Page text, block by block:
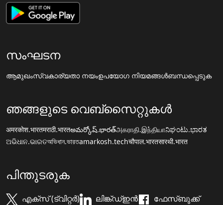
സംഘടന
ആമുഖംസ്വകാര്യതാ നയംഉപയോഗ നിയമങ്ങൾബന്ധപ്പെടുക
ഞങ്ങളുടെ വെബ്സൈറ്റുകൾ
अमरकोश.भारतमराठी.भारतఅమర్కోష్.భారత్அகராதி.இந்தியாನಿಘಂಟು.ಭಾರತ
ଅଭିଧାନ.ଭାରତঅভিধান.ভারতamarkosh.techचौपाल.भारतसारथी.भारत
പിന്തുടരുക
എക്സ് (ട്വിറ്റർ) ലിങ്ക്ഡ്ഇൻ
ഫേസ്ബുക്ക്